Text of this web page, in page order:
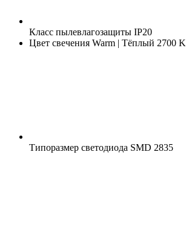
Класс пылевлагозащиты IP20
Цвет свечения Warm | Тёплый 2700 K
Типоразмер светодиода SMD 2835